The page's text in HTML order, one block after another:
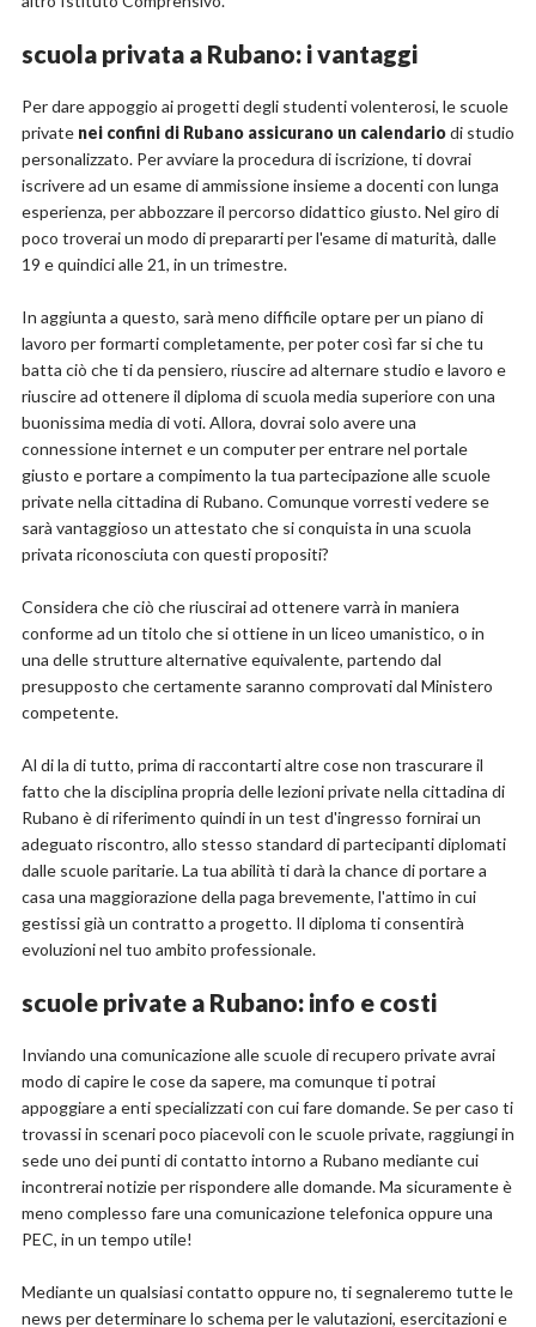
scuola privata a Rubano: i vantaggi
Per dare appoggio ai progetti degli studenti volenterosi, le scuole
private nei confini di Rubano assicurano un calendariodi studio
personalizzato. Per avviare la procedura di iscrizione, ti dovrai
iscrivere ad un esame di ammissione insieme a docenti con lunga
esperienza, per abbozzare il percorso didattico giusto. Nel giro di
poco troverai un modo di prepararti per l'esame di maturità, dalle
19 e quindici alle 21, in un trimestre.
In aggiunta a questo, sarà meno difficile optare per un piano di
lavoro per formarti completamente, per poter così far si che tu
batta ciò che ti da pensiero, riuscire ad alternare studio e lavoro e
riuscire ad ottenere il diploma di scuola media superiore con una
buonissima media di voti. Allora, dovrai solo avere una
connessione internet e un computer per entrare nel portale
giusto e portare a compimento la tua partecipazione alle scuole
private nella cittadina di Rubano. Comunque vorresti vedere se
sarà vantaggioso un attestato che si conquista in una scuola
privata riconosciuta con questi propositi?
Considera che ciò che riuscirai ad ottenere varrà in maniera
conforme ad un titolo che si ottiene in un liceo umanistico, o in
una delle strutture alternative equivalente, partendo dal
presupposto che certamente saranno comprovati dal Ministero
competente.
Al di la di tutto, prima di raccontarti altre cose non trascurare il
fatto che la disciplina propria delle lezioni private nella cittadina di
Rubano è di riferimento quindi in un test d'ingresso fornirai un
adeguato riscontro, allo stesso standard di partecipanti diplomati
dalle scuole paritarie. La tua abilità ti darà la chance di portare a
casa una maggiorazione della paga brevemente, l'attimo in cui
gestissi già un contratto a progetto. Il diploma ti consentirà
evoluzioni nel tuo ambito professionale.
scuole private a Rubano: info e costi
Inviando una comunicazione alle scuole di recupero private avrai
modo di capire le cose da sapere, ma comunque ti potrai
appoggiare a enti specializzati con cui fare domande. Se per caso ti
trovassi in scenari poco piacevoli con le scuole private, raggiungi in
sede uno dei punti di contatto intorno a Rubano mediante cui
incontrerai notizie per rispondere alle domande. Ma sicuramente è
meno complesso fare una comunicazione telefonica oppure una
PEC, in un tempo utile!
Mediante un qualsiasi contatto oppure no, ti segnaleremo tutte le
news per determinare lo schema per le valutazioni, esercitazioni e